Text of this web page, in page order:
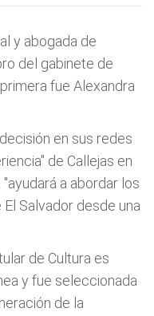
y abogada de
del gabinete de
fue Alexandra
en sus redes
de Callejas en
a abordar los
Salvador desde una
de Cultura es
y fue seleccionada
de la